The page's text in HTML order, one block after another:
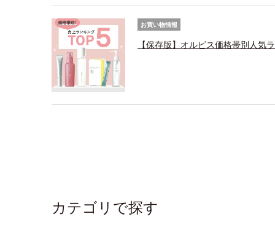
お買い物情報
【保存版】オルビス価格帯別人
カテゴリで探す